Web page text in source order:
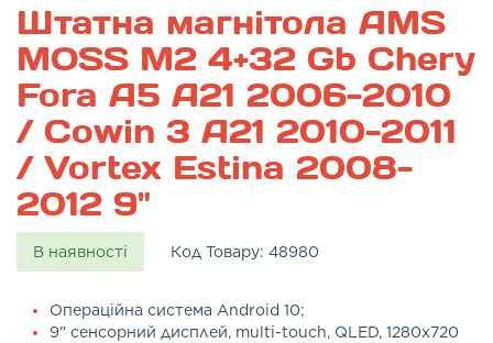
Штатна магнітола AMS
MOSS M2 4+32 Gb Chery
Fora A5 A21 2006-2010
/ Cowin 3 A21 2010-2011
/ Vortex Estina 2008-
2012 9"
В наявності Код Товару: 48980
Операційна система Android 10;
9" сенсорний дисплей, multi-touch, QLED, 1280x720